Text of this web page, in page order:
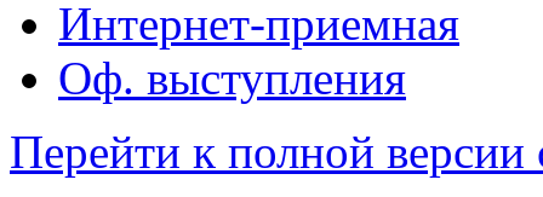
Интернет-приемная
Оф. выступления
Перейти к полной версии